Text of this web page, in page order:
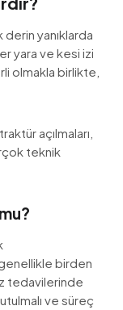
yanıklarda
yara ve kesi izi
olmakla birlikte,
açılmaları,
teknik
birden
tedavilerinde
ve süreç